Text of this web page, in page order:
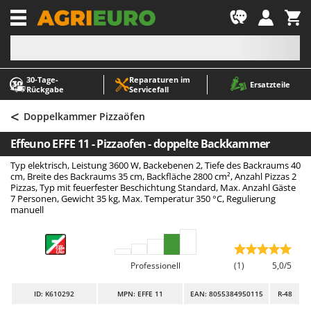
30‑Tage-
Rückgabe
Reparaturen im
Servicefall
Ersatzteile
-1
A
Abbeermaschinen - Traubenmühlen
Abfüllgeräte
Akku Gartenscheren
Akku Gras- und Strauchscheren
Akku-Stichsägen
Allzwecktransporter - Motorschubkarren
Alu-Teleskopleitern
Anbaubagger Heckbagger für Traktoren
Arbeitsschutzkleidung
Astkettensägen - Hochentaster
A
ABAC
AgriEuro Premium
AgriEuro TOP-LINE
AGT
Aima
Airmec
AL-KO
ALA 2000
Alce
Ama
< Doppelkammer Pizzaöfen
Effeuno EFFE 11 - Pizzaofen - doppelte Backkammer
Typ elektrisch, Leistung 3600 W, Backebenen 2, Tiefe des Backraums 40
cm, Breite des Backraums 35 cm, Backfläche 2800 cm², Anzahl Pizzas 2
Pizzas, Typ mit feuerfester Beschichtung Standard, Max. Anzahl Gäste
7 Personen, Gewicht 35 kg, Max. Temperatur 350 °C, Regulierung
manuell
Professionell (1) 5,0/5
ID: K610292 MPN: EFFE 11 EAN: 8055384950115 R-48